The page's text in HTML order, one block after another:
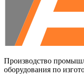
Производство
оборудования по